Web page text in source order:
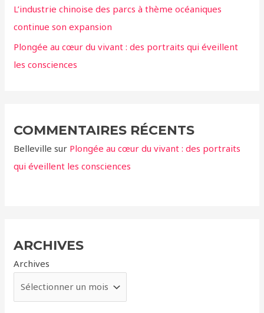
:L’industrie chinoise des parcs à thème océaniques
continue son expansion
Plongée au cœur du vivant : des portraits qui éveillent
les consciences
COMMENTAIRES RÉCENTS
Belleville sur Plongée au cœur du vivant : des portraits
qui éveillent les consciences
ARCHIVES
Archives